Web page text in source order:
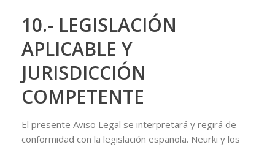
10.- LEGISLACIÓN
APLICABLE Y
JURISDICCIÓN
COMPETENTE
El presente Aviso Legal se interpretará y regirá de
conformidad con la legislación española. Neurki y los